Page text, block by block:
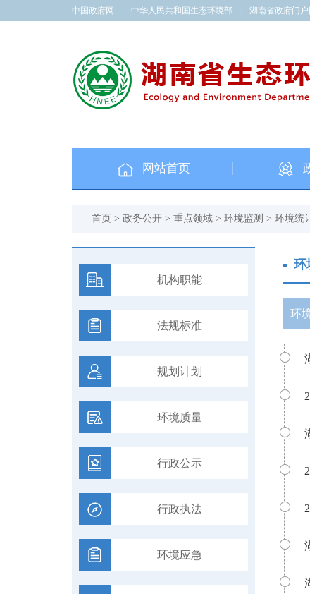
中国政府网 中华人民共和国生态环境部 湖南省政府门
网站首页
首页 > 政务公开 > 重点领域 > 环境监测 > 环境统
机构职能
法规标准
规划计划
环境质量
行政公示
行政执法
环境应急
环
环